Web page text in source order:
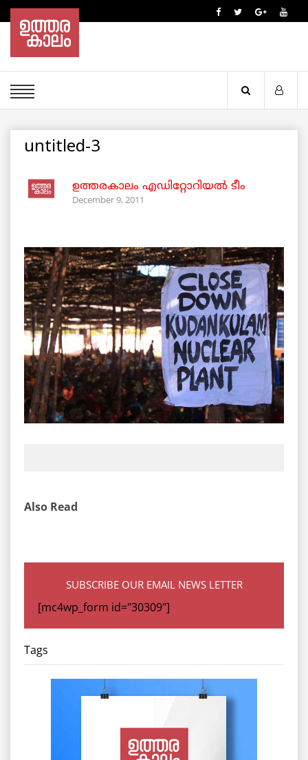
untitled-3
ഉത്തരകാലം എഡിറ്റോറിയല്‍ ടീം
December 9, 2011
Also Read
SUBSCRIBE OUR EMAIL NEWS LETTER
[mc4wp_form id="30309"]
Tags